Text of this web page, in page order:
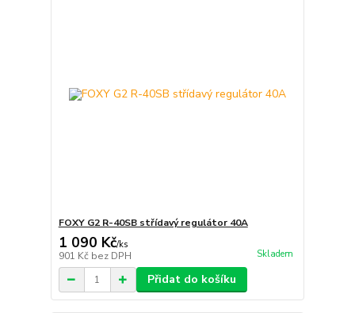
FOXY G2 R-40SB střídavý regulátor 40A
1 090 Kč/ks
901 Kč bez DPH Skladem
Přidat do košíku